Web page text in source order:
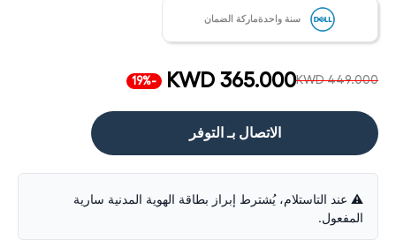
سنة واحدةماركة الضمان
KWD 449.000
KWD 365.000
-19%
الاتصال بـ التوفر
⚠️ عند التاستلام، يُشترط إبراز بطاقة الهوية المدنية سارية
المفعول.